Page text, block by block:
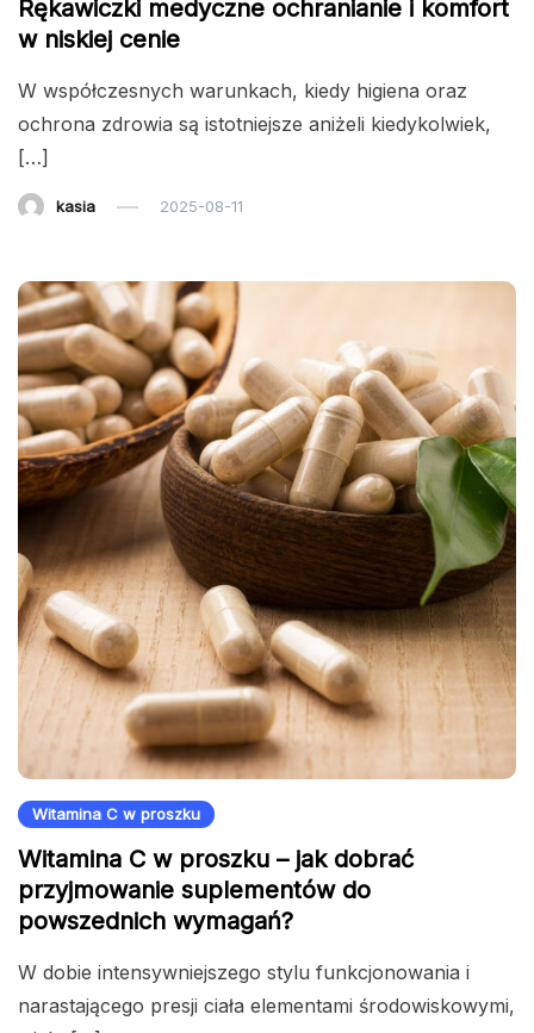
Rękawiczki medyczne ochranianie i komfort
w niskiej cenie
W współczesnych warunkach, kiedy higiena oraz
ochrona zdrowia są istotniejsze aniżeli kiedykolwiek,
[…]
kasia 2025-08-11
Witamina C w proszku
Witamina C w proszku – jak dobrać
przyjmowanie suplementów do
powszednich wymagań?
W dobie intensywniejszego stylu funkcjonowania i
narastającego presji ciała elementami środowiskowymi,